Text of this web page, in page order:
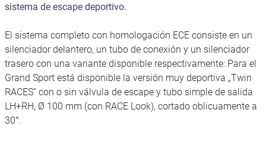
sistema de escape deportivo.
El sistema completo con homologación ECE consiste en un
silenciador delantero, un tubo de conexión y un silenciador
trasero con una variante disponible respectivamente: Para el
Grand Sport está disponible la versión muy deportiva „Twin
RACES“ con o sin válvula de escape y tubo simple de salida
LH+RH, Ø 100 mm (con RACE Look), cortado oblicuamente a
30°.